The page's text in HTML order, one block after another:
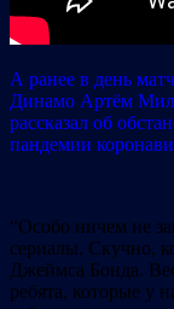
А ранее в день
Динамо Артём
рассказал об
пандемии
“Особо ничем не
сериалы. Скучно,
Джеймса Бонда.
ребята, которые у